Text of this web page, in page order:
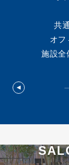
共
オフ
施設全